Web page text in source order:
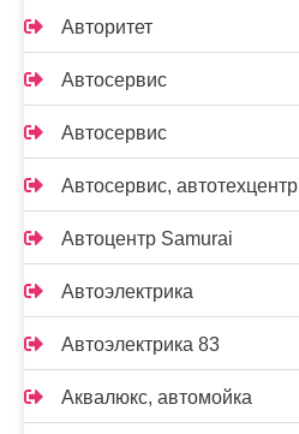
Авторитет
Автосервис
Автосервис
Автосервис, автотехцентр
Автоцентр Samurai
Автоэлектрика
Автоэлектрика 83
Аквалюкс, автомойка